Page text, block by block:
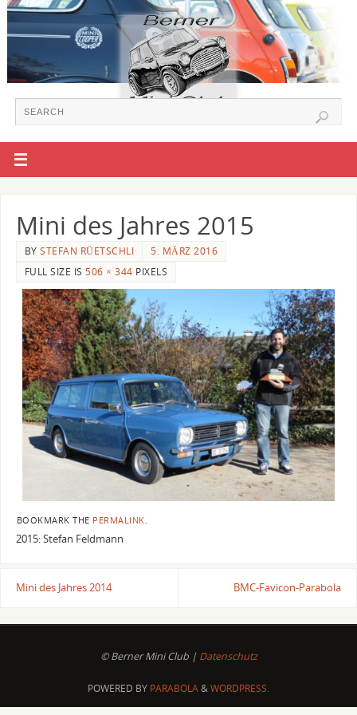
Mini des Jahres 2015
BYSTEFAN RÜETSCHLI
5. MÄRZ 2016
FULL SIZE IS506 × 344 PIXELS
BOOKMARK THE PERMALINK
2015: Stefan Feldmann
Mini des Jahres 2014 BMC-Favicon-Parabola
© Berner Mini Club | Datenschutz
POWERED BY PARABOLA&WORDPRESS.